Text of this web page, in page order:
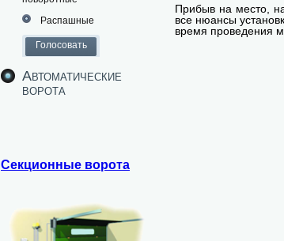
Распашные
Автоматические
ворота
Секционные ворота
Прибыв на место,
все нюансы
время проведения